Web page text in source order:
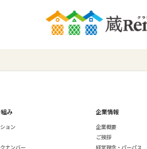
み
ョン
ナンバー
企業情報
企業概要
ご挨拶
経営理念・パーパス